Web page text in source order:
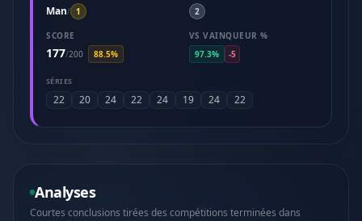
Man/ 1
2
SCORE
177/200 88.5%
VS VAINQUEUR %
97.3%
-5
SÉRIES
22 20 24 22 24 19 24 22
Analyses
Courtes conclusions tirées des compétitions terminées dans